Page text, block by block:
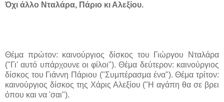
Όχι άλλο Νταλάρα, Πάριο κι Αλεξίου.
Θέμα πρώτον: καινούργιος δίσκος του Γιώργου Νταλάρα
("Γι' αυτό υπάρχουνε οι φίλοι"). Θέμα δεύτερον: καινούργιος
δίσκος του Γιάννη Πάριου ("Συμπέρασμα ένα"). Θέμα τρίτον:
καινούργιος δίσκος της Χάρις Αλεξίου ("Η αγάπη θα σε βρει
όπου και να 'σαι").